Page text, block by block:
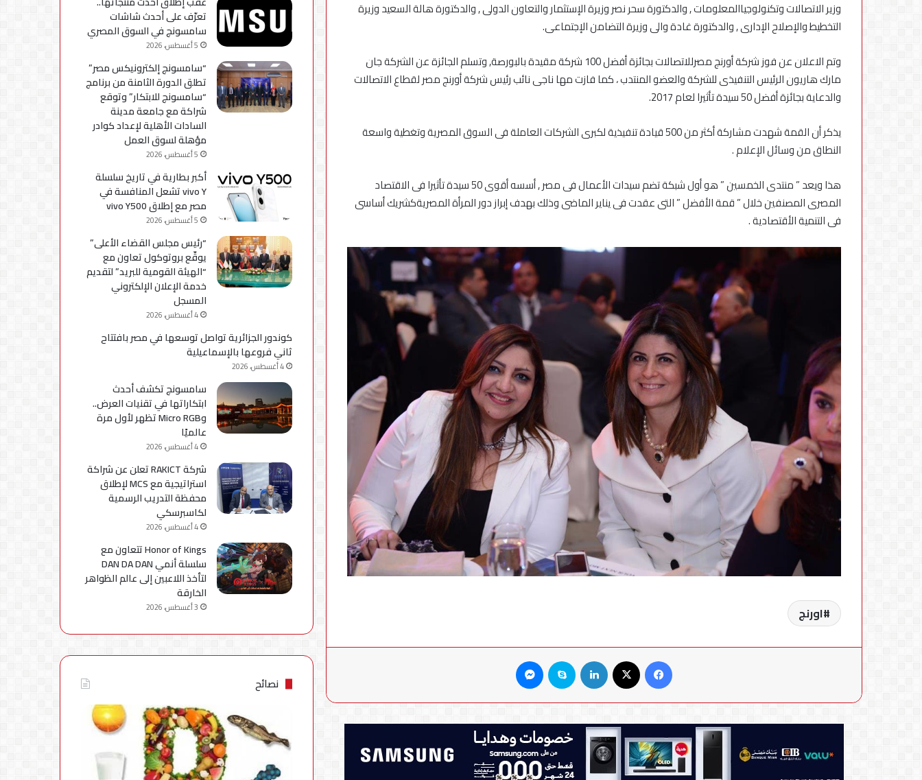
وزير الاتصالات وتكنولوجياالمعلومات , والدكتورة سحر نصر وزيرة الإستثمار والتعاون الدولى , والدكتورة هالة السعيد وزيرة
التخطيط والإصلاح الإدارى , والدكتورة غادة والى وزيرة التضامن الإجتماعى.
وتم الاعلان عن فوز شركة أورنج مصرللاتصالات بجائزة أفضل 100 شركة مقيدة بالبورصة, وتسلم الجائزة عن الشركة جان
مارك هاريون الرئيس التنفيذى للشركة والعضو المنتدب ، كما فازت مها ناجى نائب رئيس شركة أورنج مصر لقطاع الاتصالات
والدعاية بجائزة أفضل 50 سيدة تأثيرا لعام 2017.
يذكر أن القمة شهدت مشاركة أكثر من 500 قيادة تنفيذية لكبرى الشركات العاملة فى السوق المصرية وتغطية واسعة
النطاق من وسائل الإعلام .
هذا ويعد ” منتدى الخمسين ” هو أول شبكة تضم سيدات الأعمال فى مصر , أسسه أقوى 50 سيدة تأثيرا فى الاقتصاد
المصرى المصنفين خلال ” قمة الأفضل ” التى عقدت فى يناير الماضى وذلك بهدف إبراز دور المرأة المصريةكشريك أساسى
فى التنمية الأقتصادية .
اورنج
فيسبوك لينكدإن سكايب
في
مصر
تعرّف على أحدث شاشات
سامسونج في السوق المصري
5 أغسطس، 2026
“سامسونج إلكترونيكس مصر”
تطلق الدورة الثامنة من برنامج
“سامسونج للابتكار” وتوقع
شراكة مع جامعة مدينة
السادات الأهلية لإعداد كوادر
مؤهلة لسوق العمل
5 أغسطس، 2026
أكبر بطارية في تاريخ سلسلة
vivo Y تشعل المنافسة في
مصر مع إطلاق vivo Y500
5 أغسطس، 2026
“رئيس مجلس القضاء الأعلى”
يوقّع بروتوكول تعاون مع
“الهيئة القومية للبريد” لتقديم
خدمة الإعلان الإلكتروني
المسجل
4 أغسطس، 2026
كوندور الجزائرية تواصل توسعها في مصر بافتتاح
ثاني فروعها بالإسماعيلية
4 أغسطس، 2026
سامسونج تكشف أحدث
ابتكاراتها في تقنيات العرض..
وMicro RGB تظهر لأول مرة
عالميًا
4 أغسطس، 2026
شركة RAKICT تعلن عن شراكة
استراتيجية مع MCS لإطلاق
محفظة التدريب الرسمية
لكاسبرسكي
4 أغسطس، 2026
Honor of Kings تتعاون مع
سلسلة أنمي DAN DA DAN
لتأخذ اللاعبين إلى عالم الظواهر
الخارقة
3 أغسطس، 2026
نصائح